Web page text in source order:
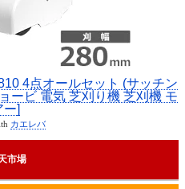
4点オールセット (サッチン
ービ 電気 芝刈り機 芝刈機 モ
ー]
カエレバ
市場